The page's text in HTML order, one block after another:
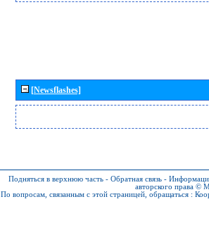
[Newsflashes]
Подняться в верхнюю часть - Обратная связь -
авторского права ©
По вопросам, связанным с этой страницей, обращаться :